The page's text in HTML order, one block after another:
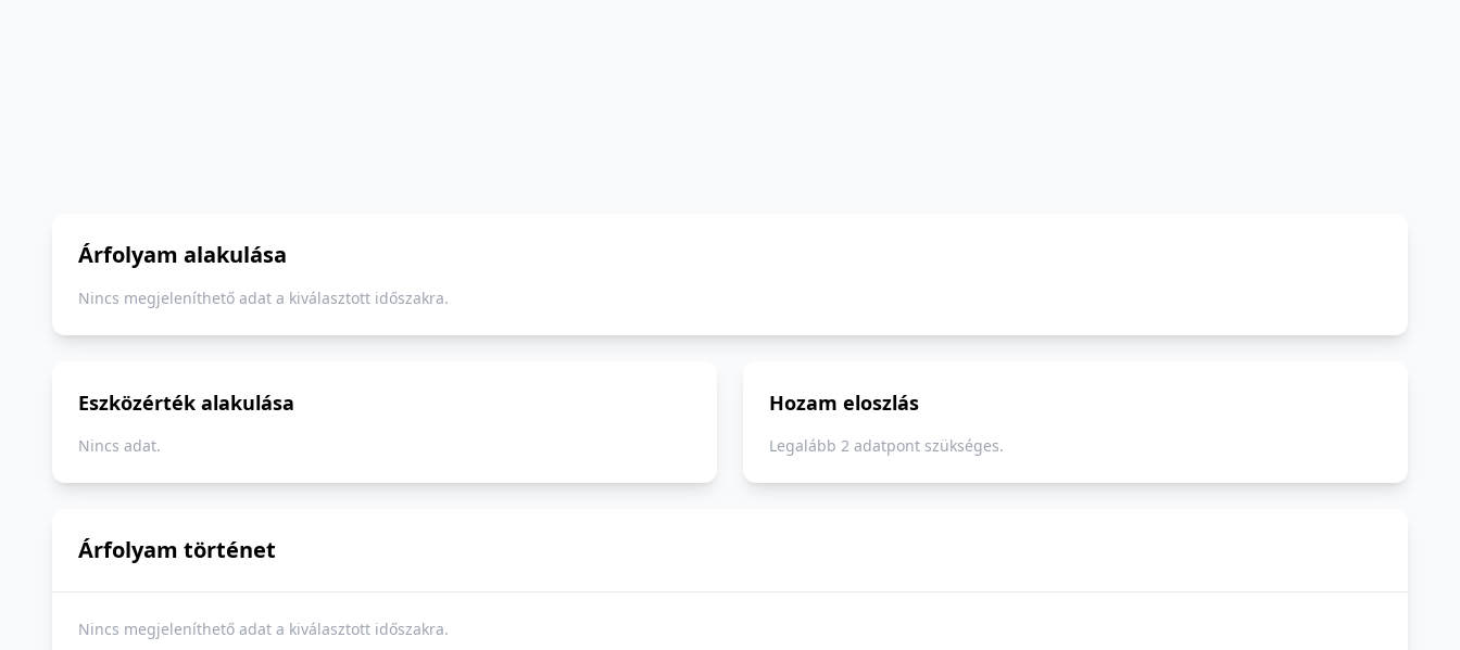
Árfolyam alakulása
Nincs megjeleníthető adat a kiválasztott időszakra.
Eszközérték alakulása
Nincs adat.
Hozam eloszlás
Legalább 2 adatpont szükséges.
Árfolyam történet
Nincs megjeleníthető adat a kiválasztott időszakra.